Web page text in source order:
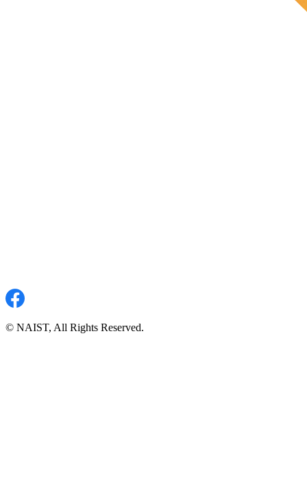
© NAIST, All Rights Reserved.